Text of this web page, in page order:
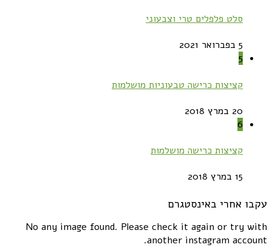
סלט פלפלים טרי וצבעוני
5 בפברואר 2021
5
קציצות כרישה טבעוניות מושלמות
20 במרץ 2018
6
קציצות כרישה מושלמות
15 במרץ 2018
עקבו אחרי באינסטגרם
No any image found. Please check it again or try with
another instagram account.